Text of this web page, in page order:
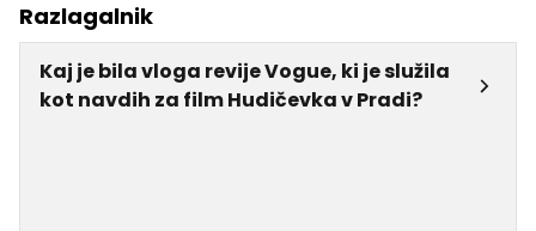
Razlagalnik
Kaj je bila vloga revije Vogue, ki je služila
kot navdih za film Hudičevka v Pradi?